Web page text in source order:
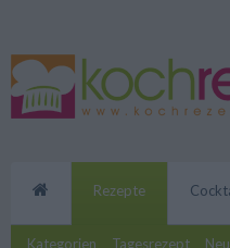
Rezepte
Kategorien Tagesrezept